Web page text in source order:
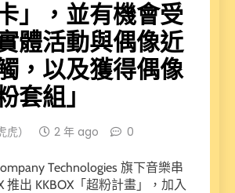
」，並有機會受
體活動與偶像近
，以及獲得偶像
套組」
） 2 年 ago 0
Technologies 旗下音樂串
推出 KKBOX「超粉計畫」，加入